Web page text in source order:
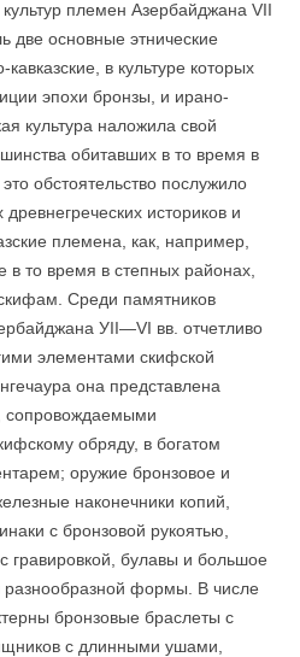
племен Азербайджана VII
две основные этнические
в культуре которых
эпохи бронзы, и ирано-
культура наложила свой
обитавших в то время в
обстоятельство послужило
историков и
племена, как, например,
в то время в степ­ных районах,
Среди памятников
УII—VI вв. отчетливо
элементами скифской
она представлена
сопровождаемыми
обряду, в богатом
оружие бронзовое и
наконечники копий,
с бронзовой рукоятью,
гравировкой, булавы и большое
разнообразной формы. В числе
бронзовые браслеты с
с длинными ушами,